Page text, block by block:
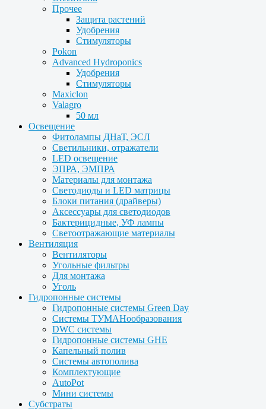
Прочее
Защита растений
Удобрения
Стимуляторы
Pokon
Advanced Hydroponics
Удобрения
Стимуляторы
Maxiclon
Valagro
50 мл
Освещение
Фитолампы ДНаТ, ЭСЛ
Светильники, отражатели
LED освещение
ЭПРА, ЭМПРА
Материалы для монтажа
Светодиоды и LED матрицы
Блоки питания (драйверы)
Аксессуары для светодиодов
Бактерицидные, УФ лампы
Светоотражающие материалы
Вентиляция
Вентиляторы
Угольные фильтры
Для монтажа
Уголь
Гидропонные системы
Гидропонные системы Green Day
Системы ТУМАНообразования
DWC системы
Гидропонные системы GHE
Капельный полив
Системы автополива
Комплектующие
AutoPot
Мини системы
Субстраты